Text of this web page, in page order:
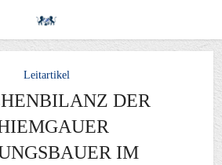
Leitartikel
DER
IM